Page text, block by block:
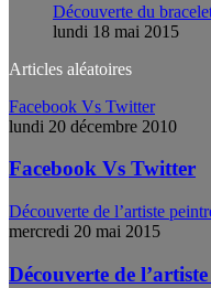
Découverte du
lundi 18 mai 2015
Articles aléatoires
Facebook Vs Twitter
lundi 20 décembre 2010
Facebook Vs Twitter
Découverte de l’artiste
mercredi 20 mai 2015
Découverte de